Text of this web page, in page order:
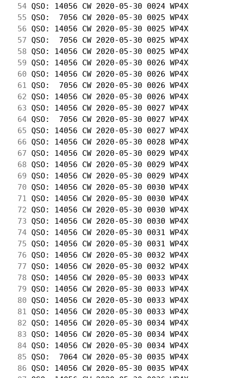
54 QSO: 14056 CW 2020-05-30 0024 WP4X
55 QSO:  7056 CW 2020-05-30 0025 WP4X
56 QSO: 14056 CW 2020-05-30 0025 WP4X
57 QSO:  7056 CW 2020-05-30 0025 WP4X
58 QSO: 14056 CW 2020-05-30 0025 WP4X
59 QSO: 14056 CW 2020-05-30 0026 WP4X
60 QSO: 14056 CW 2020-05-30 0026 WP4X
61
QSO:  7056 CW 2020-05-30 0026 WP4X
62 QSO: 14056 CW 2020-05-30 0026 WP4X
63 QSO: 14056 CW 2020-05-30 0027 WP4X
64 QSO:  7056 CW 2020-05-30 0027 WP4X
65 QSO: 14056 CW 2020-05-30 0027 WP4X
66 QSO: 14056 CW 2020-05-30 0028 WP4X
67 QSO: 14056 CW 2020-05-30 0029 WP4X
68 QSO: 14056 CW 2020-05-30 0029 WP4X
69 QSO: 14056 CW 2020-05-30 0029 WP4X
70 QSO: 14056 CW 2020-05-30 0030 WP4X
71
QSO: 14056 CW 2020-05-30 0030 WP4X
72 QSO: 14056 CW 2020-05-30 0030 WP4X
73 QSO: 14056 CW 2020-05-30 0030 WP4X
74 QSO: 14056 CW 2020-05-30 0031 WP4X
75 QSO: 14056 CW 2020-05-30 0031 WP4X
76 QSO: 14056 CW 2020-05-30 0032 WP4X
77 QSO: 14056 CW 2020-05-30 0032 WP4X
78 QSO: 14056 CW 2020-05-30 0033 WP4X
79 QSO: 14056 CW 2020-05-30 0033 WP4X
80 QSO: 14056 CW 2020-05-30 0033 WP4X
81
QSO: 14056 CW 2020-05-30 0033 WP4X
82 QSO: 14056 CW 2020-05-30 0034 WP4X
83 QSO: 14056 CW 2020-05-30 0034 WP4X
84 QSO: 14056 CW 2020-05-30 0034 WP4X
85 QSO:  7064 CW 2020-05-30 0035 WP4X
86 QSO: 14056 CW 2020-05-30 0035 WP4X